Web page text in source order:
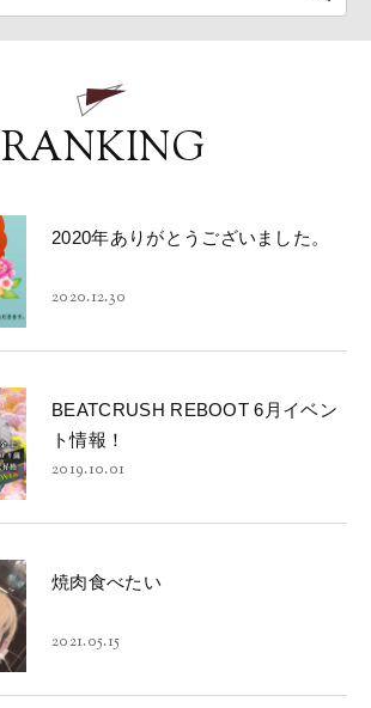
RANKING
2020年ありがとうございました。
2020.12.30
BEATCRUSH REBOOT 6月イベン
ト情報！
2019.10.01
焼肉食べたい
2021.05.15